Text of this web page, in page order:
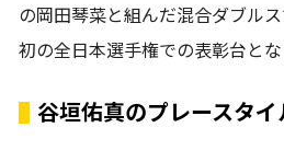
の岡田琴菜と組んだ混合ダブル
初の全日本選手権での表彰台とな
谷垣佑真のプレースタイ